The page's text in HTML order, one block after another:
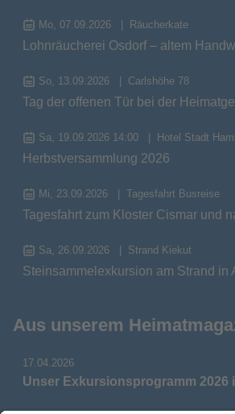
Mo, 07.09.2026 Räucherkate
Lohnräucherei Osdorf – altem
So, 13.09.2026 Carlshöhe 78
Tag der offenen Tür bei der
Sa, 19.09.2026 14:00 Hotel Stadt
Herbstversammlung 2026
Mi, 23.09.2026 Tagesfahrt Busreise
Tagesfahrt zum Kloster Cismar und
Sa, 26.09.2026 Strand Kiekut
Steinsammelexkursion am Strand in
Aus unserem
17.04.2026
Unser Exkursionsprogramm 2026